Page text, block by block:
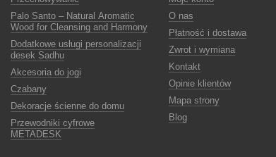
Palo Santo – Natural Aromatic
Wood for Cleansing and Harmony
Dodatkowe usługi personalizacji
desek Sadhu
Akcesoria do jogi
Czabany
Dekoracje ścienne do domu
Przewodniki cyfrowe
METADESK
O nas
Płatność i dostawa
Zwrot i wymiana
Kontakt
Opinie klientów
Mapa strony
Blog